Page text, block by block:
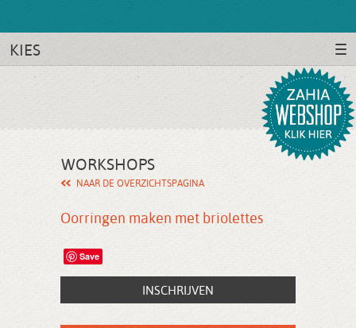
KIES
WORKSHOPS
NAAR DE OVERZICHTSPAGINA
Oorringen maken met briolettes
Save
INSCHRIJVEN